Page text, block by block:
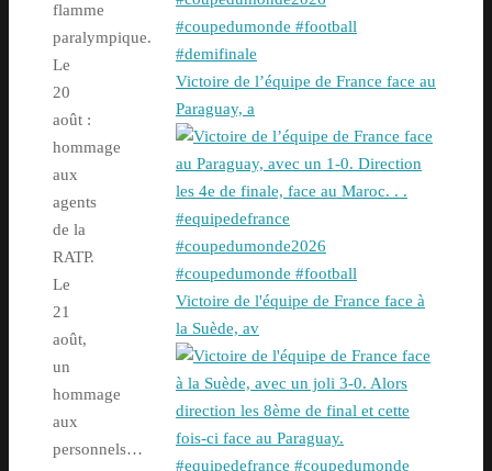
flamme
paralympique.
Le
20
août :
hommage
aux
agents
de la
RATP.
Le
21
août,
un
hommage
aux
personnels…
Victoire de l’équipe de France face au
Paraguay, a
Victoire de l'équipe de France face à
la Suède, av